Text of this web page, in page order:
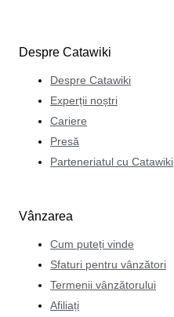
Despre Catawiki
Despre Catawiki
Experții noștri
Cariere
Presă
Parteneriatul cu Catawiki
Vânzarea
Cum puteți vinde
Sfaturi pentru vânzători
Termenii vânzătorului
Afiliați